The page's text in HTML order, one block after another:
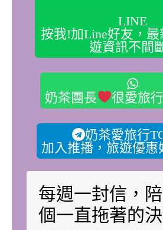
LINE
按我!加Line好友，最
遊資訊不間
奶茶團長 很愛旅
奶茶愛旅行
加入推播，旅遊優惠
每週一封信，
個一直拖著的